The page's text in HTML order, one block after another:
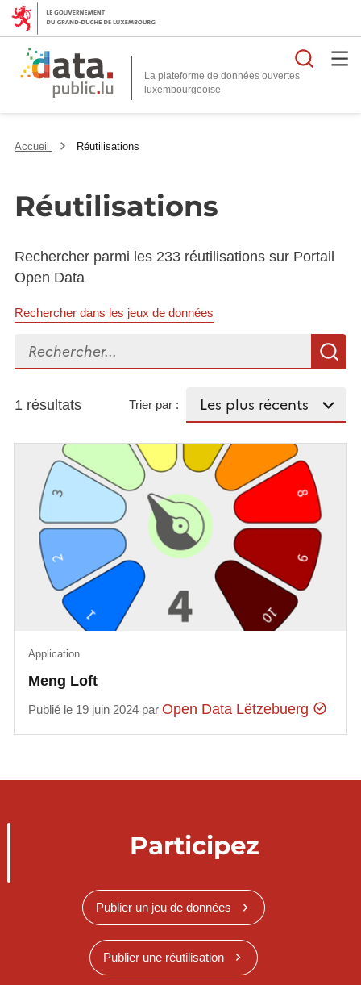
La plateforme de données ouvertes
Accueil Réutilisations
Réutilisations
Rechercher parmi les 233 réutilisations sur Portail
Open Data
Rechercher dans les jeux de données
Rechercher...
1 résultats Trier par :
Meng Loft
Application
Publié le 19 juin 2024 parOpen Data Lëtzebuerg
Participez
Publier un jeu de données
Publier une réutilisation